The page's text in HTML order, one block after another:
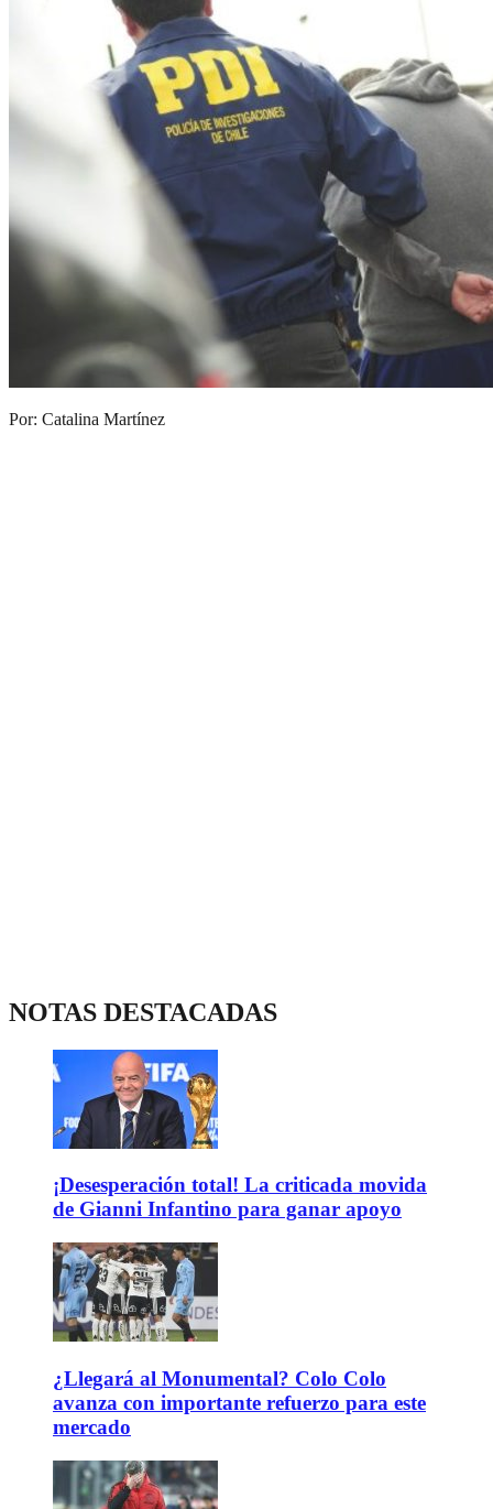
Por: Catalina Martínez
NOTAS DESTACADAS
¡Desesperación total! La criticada movida
de Gianni Infantino para ganar apoyo
¿Llegará al Monumental? Colo Colo
avanza con importante refuerzo para este
mercado